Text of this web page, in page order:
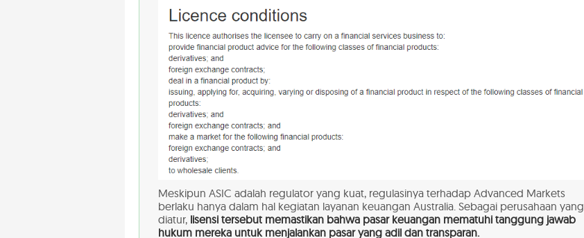
Meskipun ASIC adalah regulator yang kuat, regulasinya terhadap Advanced Markets
berlaku hanya dalam hal kegiatan layanan keuangan Australia. Sebagai perusahaan yang
diatur, lisensi tersebut memastikan bahwa pasar keuangan mematuhi tanggung jawab
hukum mereka untuk menjalankan pasar yang adil dan transparan.